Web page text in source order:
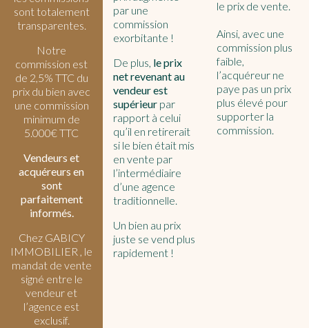
sont totalement
transparentes.
Notre
commission est
de 2,5% TTC du
prix du bien avec
une commission
minimum de
5.000€ TTC
Vendeurs et
acquéreurs en
sont
parfaitement
informés.
Chez GABICY
IMMOBILIER , le
mandat de vente
signé entre le
vendeur et
l’agence est
exclusif.
par une
commission
exorbitante !
De plus, leprix
net revenant au
vendeur est
supérieur par
rapport à celui
qu’il en retirerait
si le bien était mis
en vente par
l’intermédiaire
d’une agence
traditionnelle.
Un bien au prix
juste se vend plus
rapidement !
le prix de vente.
Ainsi, avec une
commission plus
faible,
l’acquéreur ne
paye pas un prix
plus élevé pour
supporter la
commission.